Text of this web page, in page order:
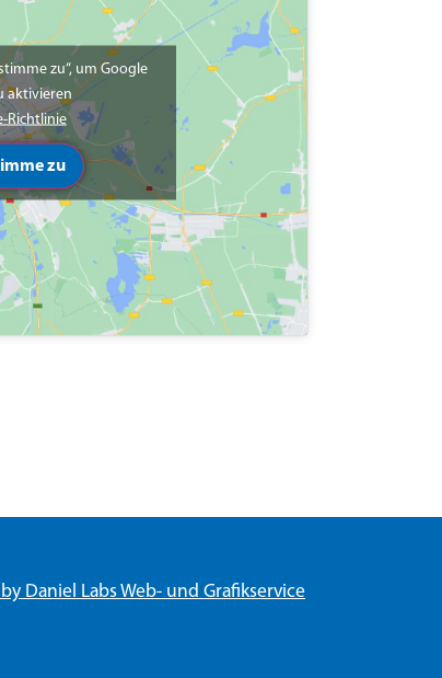
zu“, um Google
aktivieren
Richtlinie
zu
Daniel Labs Web- und Grafikservice